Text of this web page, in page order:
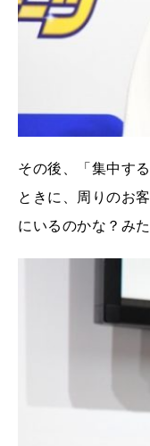
その後、「集中す
ときに、周りのお
にいるのかな？み